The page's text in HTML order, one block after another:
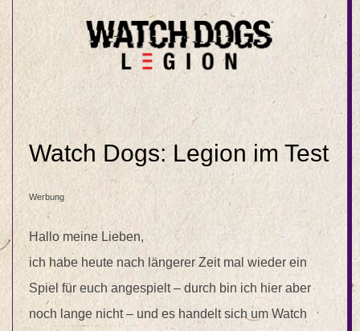
Watch Dogs: Legion im Test
Werbung
Hallo meine Lieben,
ich habe heute nach längerer Zeit mal wieder ein
Spiel für euch angespielt – durch bin ich hier aber
noch lange nicht – und es handelt sich um Watch